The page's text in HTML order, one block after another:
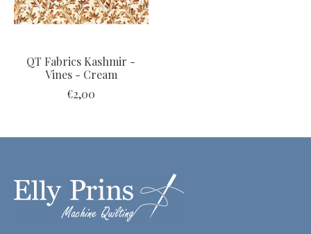
QT Fabrics Kashmir -
Vines - Cream
€2,00